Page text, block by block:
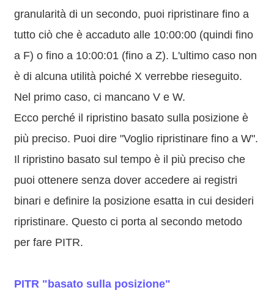
granularità di un secondo, puoi ripristinare fino a
tutto ciò che è accaduto alle 10:00:00 (quindi fino
a F) o fino a 10:00:01 (fino a Z). L'ultimo caso non
è di alcuna utilità poiché X verrebbe rieseguito.
Nel primo caso, ci mancano V e W.
Ecco perché il ripristino basato sulla posizione è
più preciso. Puoi dire "Voglio ripristinare fino a W".
Il ripristino basato sul tempo è il più preciso che
puoi ottenere senza dover accedere ai registri
binari e definire la posizione esatta in cui desideri
ripristinare. Questo ci porta al secondo metodo
per fare PITR.
PITR "basato sulla posizione"